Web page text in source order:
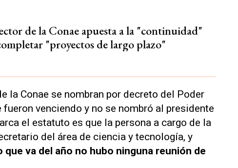
de la Conae apuesta a la "continuidad"
"proyectos de largo plazo"
la Conae se nombran por decreto del Poder
venciendo y no se nombró al presidente
el estatuto es que la persona a cargo de la
del área de ciencia y tecnología, y
que va del año no hubo ninguna reunión de